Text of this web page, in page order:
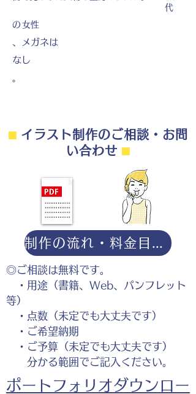
代
の 女性
、メガネは
なし
。
⬛︎イラスト制作のご相談・お問
い合わせ ⬛︎
◎ご相談は無料です。
・用途（書籍、Web、パンフレット
等）
・点数（未定でも大丈夫です）
・ご希望納期
・ご予算（未定でも大丈夫です）
分かる範囲でご記入ください。
ポートフォリオダウンロー